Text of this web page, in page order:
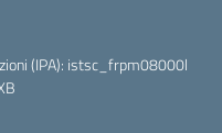
(IPA): istsc_frpm08000l